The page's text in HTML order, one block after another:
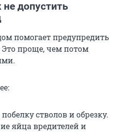
допустить
помогает предупредить
Это проще, чем потом
стволов и обрезку.
яйца вредителей и